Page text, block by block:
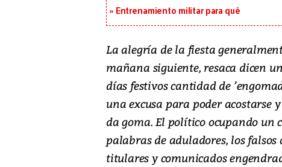
Entrenamiento militar para qué
La alegría de la fiesta
mañana siguiente, resaca dicen
días festivos cantidad de
una excusa para poder acostarse
da goma. El político ocupando
palabras de aduladores, los
titulares y comunicados